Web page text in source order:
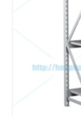
- Bảo hành miễn
của nhà sản xuất.
- Đối với các sản
sản xuất thì
được thỏa thuận
ính sách
tài liệu Hoà
Đối với những